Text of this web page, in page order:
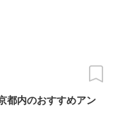
都内のおすすめアン